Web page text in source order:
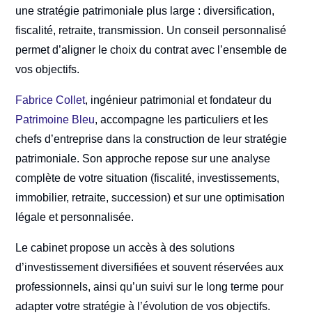
une stratégie patrimoniale plus large : diversification,
fiscalité, retraite, transmission. Un conseil personnalisé
permet d’aligner le choix du contrat avec l’ensemble de
vos objectifs.
Fabrice Collet, ingénieur patrimonial et fondateur du
Patrimoine Bleu, accompagne les particuliers et les
chefs d’entreprise dans la construction de leur stratégie
patrimoniale. Son approche repose sur une analyse
complète de votre situation (fiscalité, investissements,
immobilier, retraite, succession) et sur une optimisation
légale et personnalisée.
Le cabinet propose un accès à des solutions
d’investissement diversifiées et souvent réservées aux
professionnels, ainsi qu’un suivi sur le long terme pour
adapter votre stratégie à l’évolution de vos objectifs.